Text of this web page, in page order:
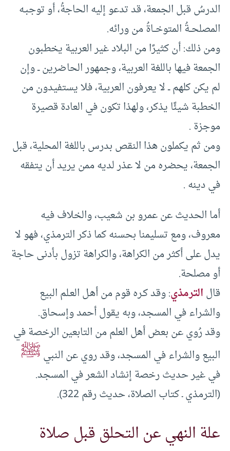
الدرسُ قبل الجمعة، قد تدعو إليه الحاجةُ، أو توجبـه
المصلحــةُ المتوخــاةُ من ورائه.
ومن ذلك: أن كثيرًا من البلاد غير العربية يخطبون
الجمعة فيها باللغة العربية، وجمهور الحاضرين ــ وإن
لم يكن كلهم ــ لا يعرفون العربية، فلا يستفيدون من
الخطبة شيئًا يذكر، ولهذا تكون في العادة قصيرة
موجزة .
ومن ثم يكملون هذا النقص بدرس باللغة المحلية، قبل
الجمعة، يحضره من لا عذر لديه ممن يريد أن يتفقه
في دينه .
أما الحديث عن عمرو بن شعيب، والخلاف فيه
معروف، ومع تسليمنا بحسنه كما ذكر الترمذي، فهو لا
يدل على أكثر من الكراهة، والكراهة تزول بأدنى حاجة
أو مصلحة.
قالالترمذي: وقد كـره قوم من أهـل العـلم البيع
والشراء في المسجد، وبه يقول أحمد وإسحاق.
وقد رُوي عن بعض أهل العلم من التابعين الرخصة في
البيع والشراء في المسجد، وقد روي عن النبيﷺ
في غير حديث رخصة إنشاد الشعر في المسجد.
(الترمذي ـ كتاب الصلاة، حديث رقم 322).
علة النهي عن التحلق قبل صلاة